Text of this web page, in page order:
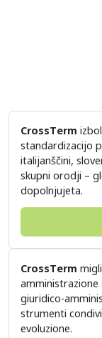
CrossTerm
standardizacijo
italijanščini,
skupni orodji –
dopolnjujeta.
CrossTerm
giuridico-
strumenti
evoluzione.